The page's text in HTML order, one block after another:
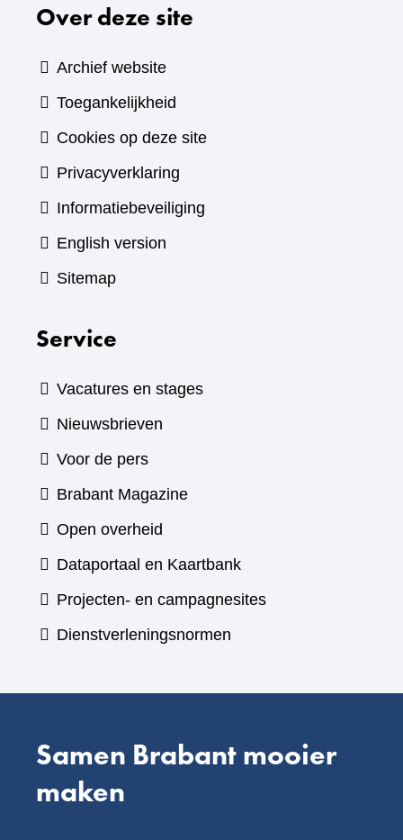
Over deze site
Archief website
Toegankelijkheid
Cookies op deze site
Privacyverklaring
Informatiebeveiliging
English version
Sitemap
Service
Vacatures en stages
Nieuwsbrieven
Voor de pers
Brabant Magazine(verwijst
andere
website)
Open overheid
Dataportaal en Kaartbank(verwijst
naar
Projecten- en campagnesites
Dienstverleningsnormen
Samen Brabant mooier
maken